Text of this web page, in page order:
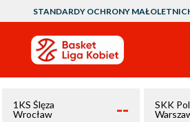
STANDARDY OCHRONY
1KS Ślęza
Wrocław
--
SKK